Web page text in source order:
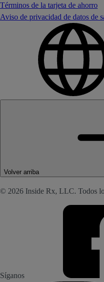
Términos de la tarjeta de ahorro
Aviso de privacidad de datos de
Volver arriba
© 2026 Inside Rx, LLC. Todos
Síganos